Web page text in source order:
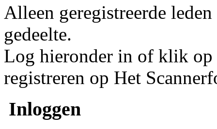
Alleen geregistreerde
gedeelte.
Log hieronder in of klik op
registreren op Het
Inloggen